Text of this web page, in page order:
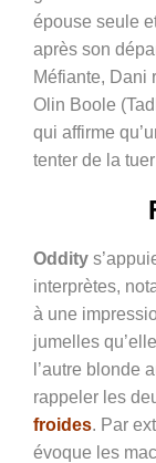
épouse seule
après son
Méfiante, Dani
Olin Boole
qui affirme
tenter de la
Oddity
interprètes,
à une
jumelles
l’autre blonde
rappeler les
froides. Par
évoque les